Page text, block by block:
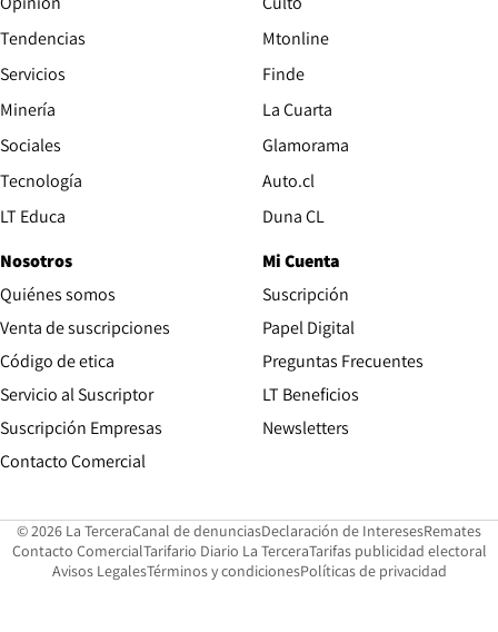
Tendencias
Servicios
Minería
Sociales
Tecnología
LT Educa
Mtonline
Finde
La Cuarta
Glamorama
Auto.cl
Duna CL
Nosotros
Quiénes somos
Venta de suscripciones
Código de etica Opens in new window
Servicio al Suscriptor
Suscripción Empresas
Contacto Comercial
Mi Cuenta
Suscripción
Papel Digital
Preguntas Frecuentes
LT Beneficios
Newsletters
© 2026 La TerceraCanal de denunciasOpens in new window
Declaración de InteresesOpens in
Remates
Contacto ComercialOpens in new window
Tarifario Diario La TerceraOpens in new window
Tarifas publicidad electoral
Avisos LegalesOpens in new window
Términos y condicionesPolíticas de privacidad